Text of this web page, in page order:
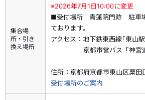
却はございません（天災、輸送障害等の
された場合を含む）。
・すでにご予約済みの商品には、クーポ
せん。
・割引内容、割引対象商品は期間中に追
の適用を終了する場合がございます。予
・割引クーポンの詳細・ご利用方法は
集合場
所・引き
換え場所
※2026年7月1日10:00に変更
■受付場所 青蓮院門跡 駐車
ております。
アクセス：地下鉄東西線｢東山
京都市営バス「神宮道
住所：京都府京都市東山区粟田
受付場所のご案内